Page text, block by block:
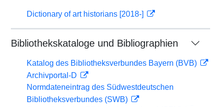
Dictionary of art historians [2018-]
Bibliothekskataloge und Bibliographien
Katalog des Bibliotheksverbundes Bayern (BVB)
Archivportal-D
Normdateneintrag des Südwestdeutschen
Bibliotheksverbundes (SWB)